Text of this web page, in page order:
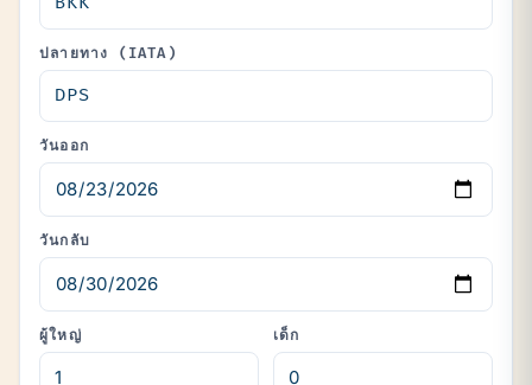
ปลายทาง (IATA)
วันออก
วันกลับ
ผู้ใหญ่ เด็ก